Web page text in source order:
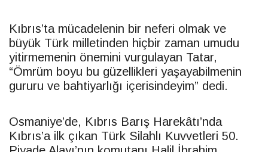
Kıbrıs’ta mücadelenin bir neferi olmak ve
büyük Türk milletinden hiçbir zaman umudu
yitirmemenin önemini vurgulayan Tatar,
“Ömrüm boyu bu güzellikleri yaşayabilmenin
gururu ve bahtiyarlığı içerisindeyim” dedi.
Osmaniye’de, Kıbrıs Barış Harekâtı’nda
Kıbrıs’a ilk çıkan Türk Silahlı Kuvvetleri 50.